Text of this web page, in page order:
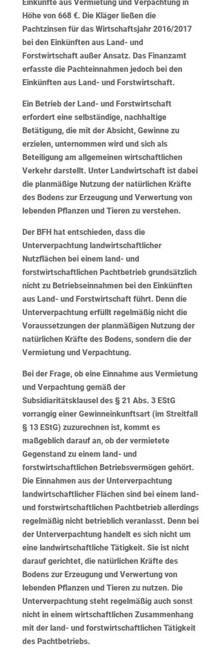
Einkünfte aus Vermietung und Verpachtung in
Höhe von 668 €. Die Kläger ließen die
Pachtzinsen für das Wirtschaftsjahr 2016/2017
bei den Einkünften aus Land- und
Forstwirtschaft außer Ansatz. Das Finanzamt
erfasste die Pachteinnahmen jedoch bei den
Einkünften aus Land- und Forstwirtschaft.
Ein Betrieb der Land- und Forstwirtschaft
erfordert eine selbständige, nachhaltige
Betätigung, die mit der Absicht, Gewinne zu
erzielen, unternommen wird und sich als
Beteiligung am allgemeinen wirtschaftlichen
Verkehr darstellt. Unter Landwirtschaft ist dabei
die planmäßige Nutzung der natürlichen Kräfte
des Bodens zur Erzeugung und Verwertung von
lebenden Pflanzen und Tieren zu verstehen.
Der BFH hat entschieden, dass die
Unterverpachtung landwirtschaftlicher
Nutzflächen bei einem land- und
forstwirtschaftlichen Pachtbetrieb grundsätzlich
nicht zu Betriebseinnahmen bei den Einkünften
aus Land- und Forstwirtschaft führt. Denn die
Unterverpachtung erfüllt regelmäßig nicht die
Voraussetzungen der planmäßigen Nutzung der
natürlichen Kräfte des Bodens, sondern die der
Vermietung und Verpachtung.
Bei der Frage, ob eine Einnahme aus Vermietung
und Verpachtung gemäß der
Subsidiaritätsklausel des § 21 Abs. 3 EStG
vorrangig einer Gewinneinkunftsart (im Streitfall
§ 13 EStG) zuzurechnen ist, kommt es
maßgeblich darauf an, ob der vermietete
Gegenstand zu einem land- und
forstwirtschaftlichen Betriebsvermögen gehört.
Die Einnahmen aus der Unterverpachtung
landwirtschaftlicher Flächen sind bei einem land-
und forstwirtschaftlichen Pachtbetrieb allerdings
regelmäßig nicht betrieblich veranlasst. Denn bei
der Unterverpachtung handelt es sich nicht um
eine landwirtschaftliche Tätigkeit. Sie ist nicht
darauf gerichtet, die natürlichen Kräfte des
Bodens zur Erzeugung und Verwertung von
lebenden Pflanzen und Tieren zu nutzen. Die
Unterverpachtung steht regelmäßig auch sonst
nicht in einem wirtschaftlichen Zusammenhang
mit der land- und forstwirtschaftlichen Tätigkeit
des Pachtbetriebs.